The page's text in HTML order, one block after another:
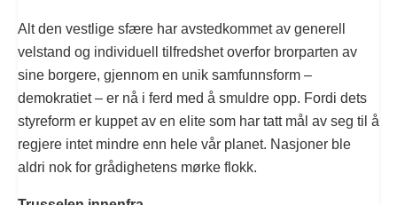
Alt den vestlige sfære har avstedkommet av generell
velstand og individuell tilfredshet overfor brorparten av
sine borgere, gjennom en unik samfunnsform –
demokratiet – er nå i ferd med å smuldre opp. Fordi dets
styreform er kuppet av en elite som har tatt mål av seg til å
regjere intet mindre enn hele vår planet. Nasjoner ble
aldri nok for grådighetens mørke flokk.